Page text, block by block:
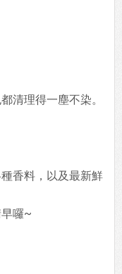
清理得一塵不染。
香料，以及最新鮮
囉~